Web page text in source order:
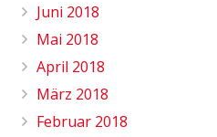
Juni 2018
Mai 2018
April 2018
März 2018
Februar 2018